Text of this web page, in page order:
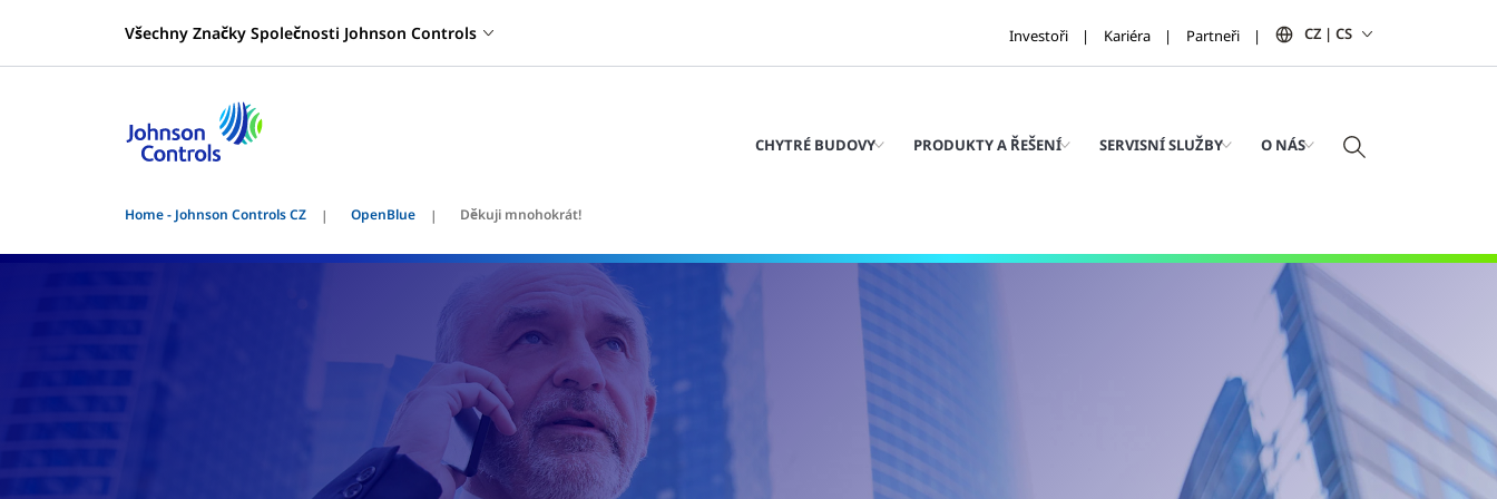
Všechny Značky Společnosti Johnson Controls Investoři Kariéra Partneři CZ | CS
CHYTRÉ BUDOVY PRODUKTY A ŘEŠENÍ SERVISNÍ SLUŽBY O NÁS
Home - Johnson Controls CZ OpenBlue Děkuji mnohokrát!